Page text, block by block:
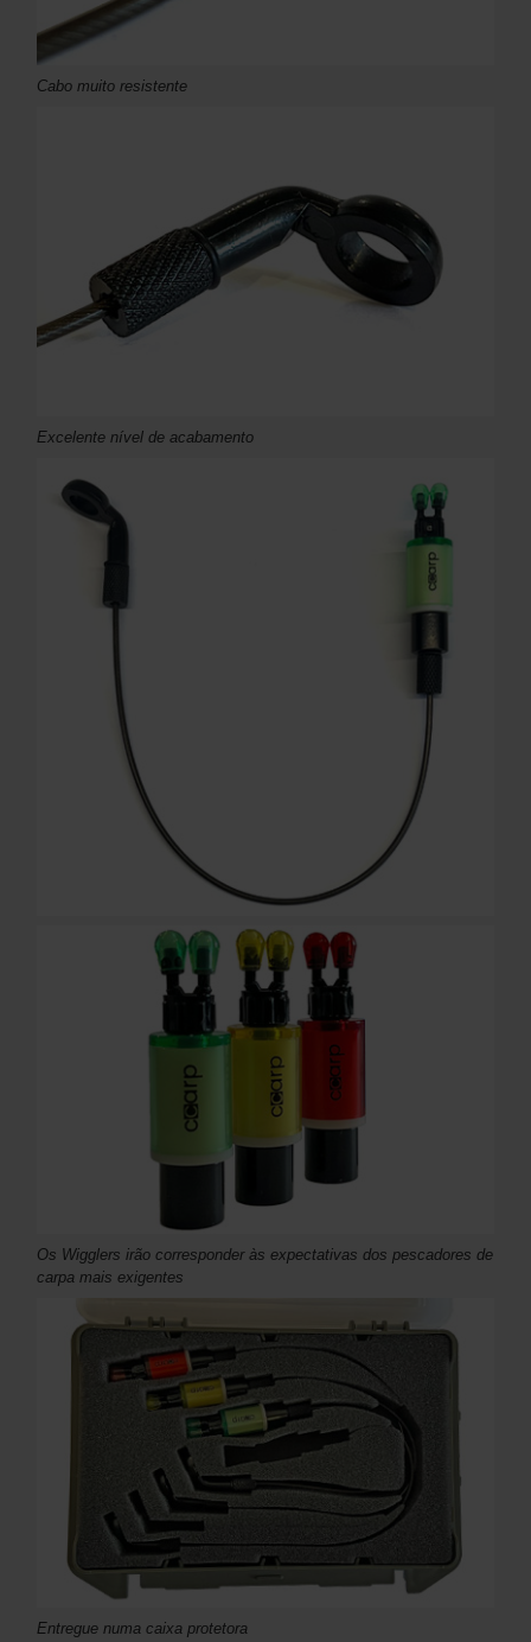
Cabo muito resistente
Excelente nível de acabamento
Os Wigglers irão corresponder às expectativas dos pescadores de
carpa mais exigentes
Entregue numa caixa protetora